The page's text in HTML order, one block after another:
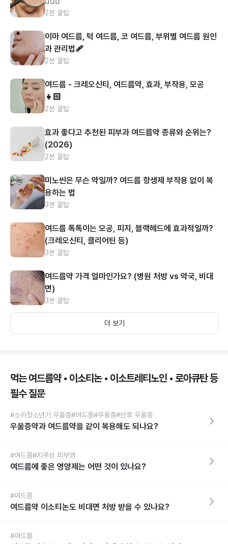
2분 꿀팁
이마 여드름, 턱 여드름, 코 여드름, 부위별 여드름 원인
과 관리법🩹
2분 꿀팁
여드름 - 크레오신티, 여드름약, 효과, 부작용, 모공
👧🏻
2분 꿀팁
효과 좋다고 추천된 피부과 여드름약 종류와 순위는?
(2026)
2분 꿀팁
미노씬은 무슨 약일까? 여드름 항생제 부작용 없이 복
용하는 법
3분 꿀팁
여드름 톡톡이는 모공, 피지, 블랙헤드에 효과적일까?
(크레오신티, 클리어틴 등)
3분 꿀팁
여드름약 가격 얼마인가요? (병원 처방 vs 약국, 비대
면)
3분 꿀팁
더 보기
먹는 여드름약 • 이소티논 • 이소트레티노인 • 로아큐탄 등
필수 질문
#소아청소년기 우울증#여드름#우울증#산후 우울증
우울증약과 여드름약을 같이 복용해도 되나요?
#여드름#지루성 피부염
여드름에 좋은 영양제는 어떤 것이 있나요?
#여드름
여드름약 이소티논도 비대면 처방 받을 수 있나요?
#여드름